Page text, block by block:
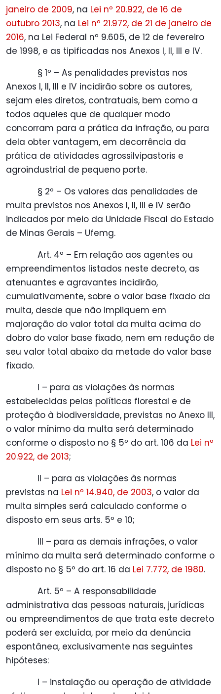
janeiro de 2009, na Lei nº 20.922, de 16 de
outubro 2013, na Lei nº 21.972, de 21 de janeiro de
2016, na Lei Federal nº 9.605, de 12 de fevereiro
de 1998, e as tipificadas nos Anexos I, II, III e IV.
§ 1º – As penalidades previstas nos
Anexos I, II, III e IV incidirão sobre os autores,
sejam eles diretos, contratuais, bem como a
todos aqueles que de qualquer modo
concorram para a prática da infração, ou para
dela obter vantagem, em decorrência da
prática de atividades agrossilvipastoris e
agroindustrial de pequeno porte.
§ 2º – Os valores das penalidades de
multa previstos nos Anexos I, II, III e IV serão
indicados por meio da Unidade Fiscal do Estado
de Minas Gerais – Ufemg.
Art. 4º – Em relação aos agentes ou
empreendimentos listados neste decreto, as
atenuantes e agravantes incidirão,
cumulativamente, sobre o valor base fixado da
multa, desde que não impliquem em
majoração do valor total da multa acima do
dobro do valor base fixado, nem em redução de
seu valor total abaixo da metade do valor base
fixado.
I – para as violações às normas
estabelecidas pelas políticas florestal e de
proteção à biodiversidade, previstas no Anexo III,
o valor mínimo da multa será determinado
conforme o disposto no § 5º do art. 106 da Lei nº
20.922, de 2013;
II – para as violações às normas
previstas na Lei nº 14.940, de 2003, o valor da
multa simples será calculado conforme o
disposto em seus arts. 5º e 10;
III – para as demais infrações, o valor
mínimo da multa será determinado conforme o
disposto no § 5º do art. 16 da Lei 7.772, de 1980.
Art. 5º – A responsabilidade
administrativa das pessoas naturais, jurídicas
ou empreendimentos de que trata este decreto
poderá ser excluída, por meio da denúncia
espontânea, exclusivamente nas seguintes
hipóteses:
I – instalação ou operação de atividade